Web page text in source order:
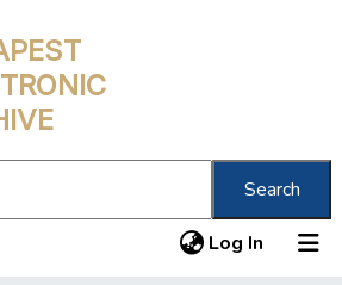
Search
Log In (current)